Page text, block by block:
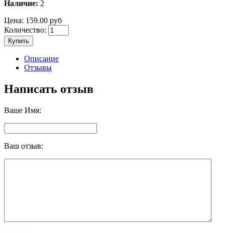
Наличие: 2
Цена: 159.00 руб
Количество:
Купить
Описание
Отзывы
Написать отзыв
Ваше Имя:
Ваш отзыв: